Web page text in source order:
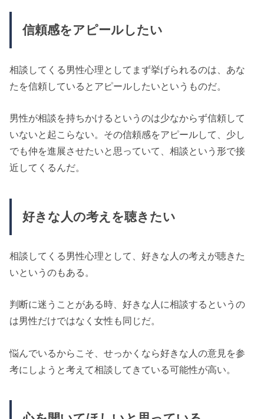
信頼感をアピールしたい
相談してくる男性心理としてまず挙げられるのは、あな
たを信頼しているとアピールしたいというものだ。
男性が相談を持ちかけるというのは少なからず信頼して
いないと起こらない。 その信頼感をアピールして、少し
でも仲を進展させたいと思っていて、相談という形で接
近してくるんだ。
好きな人の考えを聴きたい
相談してくる男性心理として、好きな人の考えが聴きた
いというのもある。
判断に迷うことがある時、好きな人に相談するというの
は男性だけではなく女性も同じだ。
悩んでいるからこそ、せっかくなら好きな人の意見を参
考にしようと考えて相談してきている可能性が高い。